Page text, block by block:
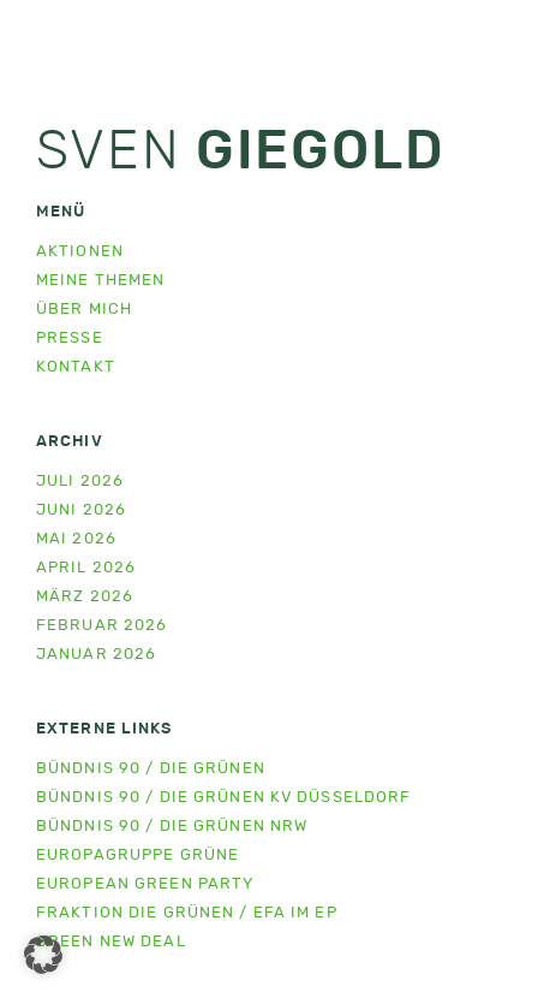
SVEN GIEGOLD
MENÜ
AKTIONEN
MEINE THEMEN
ÜBER MICH
PRESSE
KONTAKT
ARCHIV
JULI 2026
JUNI 2026
MAI 2026
APRIL 2026
MÄRZ 2026
FEBRUAR 2026
JANUAR 2026
EXTERNE LINKS
BÜNDNIS 90 / DIE GRÜNEN
BÜNDNIS 90 / DIE GRÜNEN KV DÜSSELDORF
BÜNDNIS 90 / DIE GRÜNEN NRW
EUROPAGRUPPE GRÜNE
EUROPEAN GREEN PARTY
FRAKTION DIE GRÜNEN / EFA IM EP
GREEN NEW DEAL